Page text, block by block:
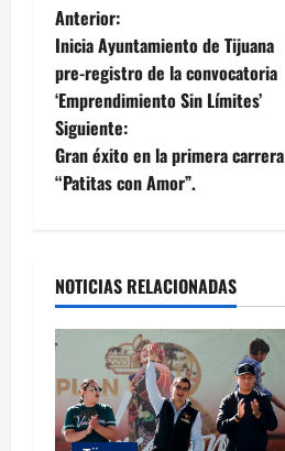
N
a
v
e
c
i
ó
Anterior:
Inicia Ayuntamiento de Tijuana
pre-registro de la convocatoria
‘Emprendimiento Sin Límites’
Siguiente:
Gran éxito en la primera carrera
“Patitas con Amor”.
NOTICIAS RELACIONADAS